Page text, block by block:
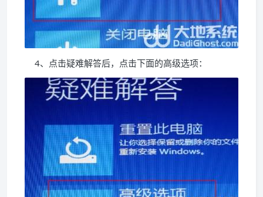
4、点击疑难解答后，点击下面的高级选项：